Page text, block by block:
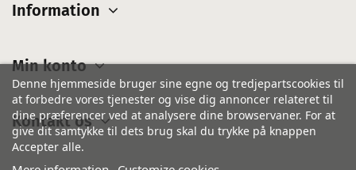
Information
Min konto
Kontakt os
Denne hjemmeside bruger sine egne og tredjepartscookies til
at forbedre vores tjenester og vise dig annoncer relateret til
dine præferencer ved at analysere dine browservaner. For at
give dit samtykke til dets brug skal du trykke på knappen
Accepter alle.